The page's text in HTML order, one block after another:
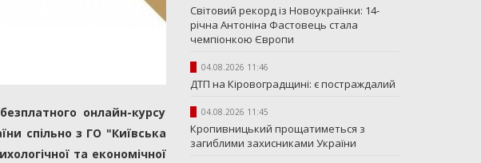
онлайн-курсу
спільно з ГО "Київська
та економічної
Світовий рекорд із Новоукраїнки: 14-
річна Антоніна Фастовець стала
чемпіонкою Європи
04.08.2026 11:46
ДТП на Кіровоградщині: є постраждалий
04.08.2026 11:45
Кропивницький прощатиметься з
загиблими захисниками України